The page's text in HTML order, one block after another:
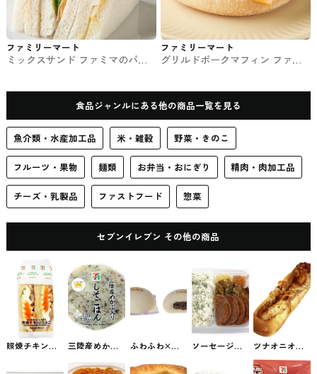
ファミリーマート
ミックスサンド ファミマのパ
ファミリーマート
グリルドポークマフィン ファミ
食品ジャンルにある他の商品一覧を見る
魚介類・水産加工品 米・雑穀 野菜・きのこ
フルーツ・果物 麺類 お弁当・おにぎり 精肉・肉加工品
チーズ・乳製品 ファストフード 惣菜
セブンイレブン その他の商品
照焼チキンと
たまごのサン
三陸産めかぶ
入り しそごは
んおむすび セ
ブンイレブン
ふわふわ×つ
ぶつぶ つぶあ
んまん セブン
の中華まん
ソーセージス
テーキ＆牛焼
ツナオニオン
のピザパン セ
ブンイレブン
の総菜パン